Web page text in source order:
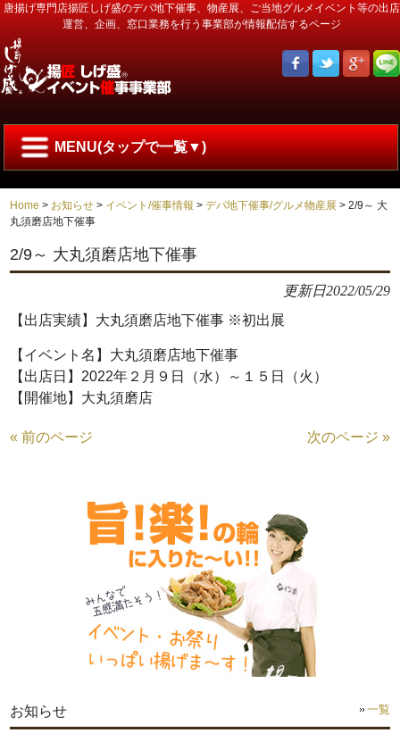
唐揚げ専門店揚匠しげ盛のデパ地下催事、物産展、ご当地グルメイベント等の出店
運営、企画、窓口業務を行う事業部が情報配信するページ
MENU(タップで一覧▼)
Home > お知らせ > イベント/催事情報 >デパ地下催事/グルメ物産展 >2/9～ 大
丸須磨店地下催事
2/9～ 大丸須磨店地下催事
更新日2022/05/29
【出店実績】大丸須磨店地下催事 ※初出展
【イベント名】大丸須磨店地下催事
【出店日】2022年２月９日（水）～１５日（火）
【開催地】大丸須磨店
« 前のページ 次のページ »
お知らせ 一覧